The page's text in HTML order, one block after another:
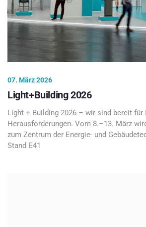
07. März 2026
Light+Building 2026
Light + Building 2026 – wir sind bereit für
Herausforderungen. Vom 8.–13. März
zum Zentrum der Energie- und
Stand E41